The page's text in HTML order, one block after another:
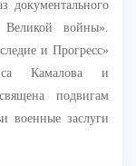
документального
войны».
и Прогресс»
Камалова и
подвигам
военные заслуги